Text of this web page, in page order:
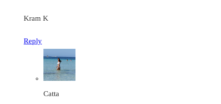
Kram K
Reply
Catta